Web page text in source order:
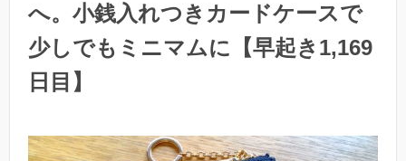
へ。小銭入れつきカードケースで
少しでもミニマムに【早起き1,169
日目】